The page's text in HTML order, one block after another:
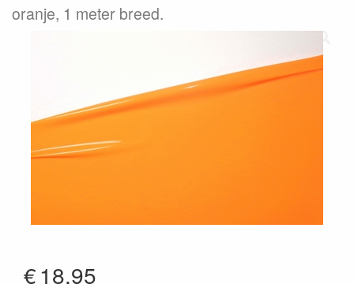
oranje, 1 meter breed.
€18.95